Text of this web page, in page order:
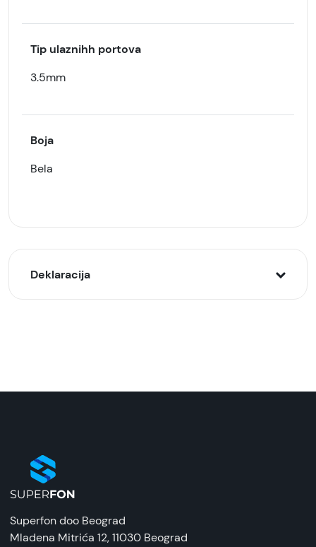
Tip ulaznihh portova
3.5mm
Boja
Bela
Deklaracija
Adapter
EAN:
6982708238912
Zemlja porekla:
Kina
Superfon doo Beograd
Mladena Mitrića 12, 11030 Beograd